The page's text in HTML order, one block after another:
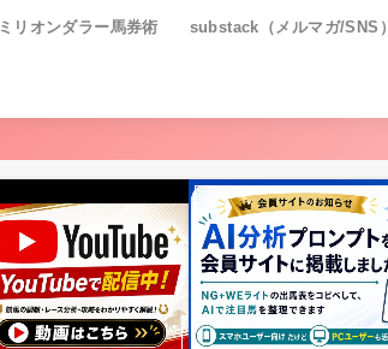
ミリオンダラー馬券術 substack（メルマガ/SNS）